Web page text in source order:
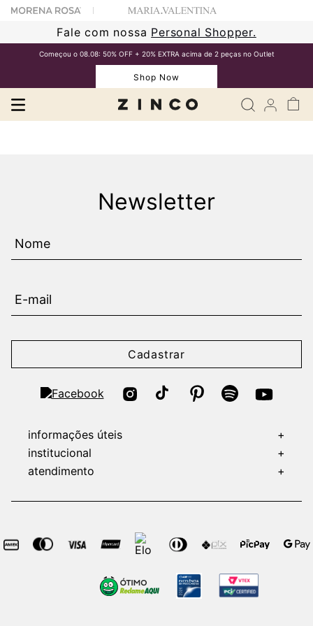
Fale com nossa Personal Shopper.
Começou o 08.08: 50% OFF + 20% EXTRA acima de 2 peças no Outlet
Shop Now
Newsletter
Cadastrar
informações úteis
+
institucional
+
atendimento
+